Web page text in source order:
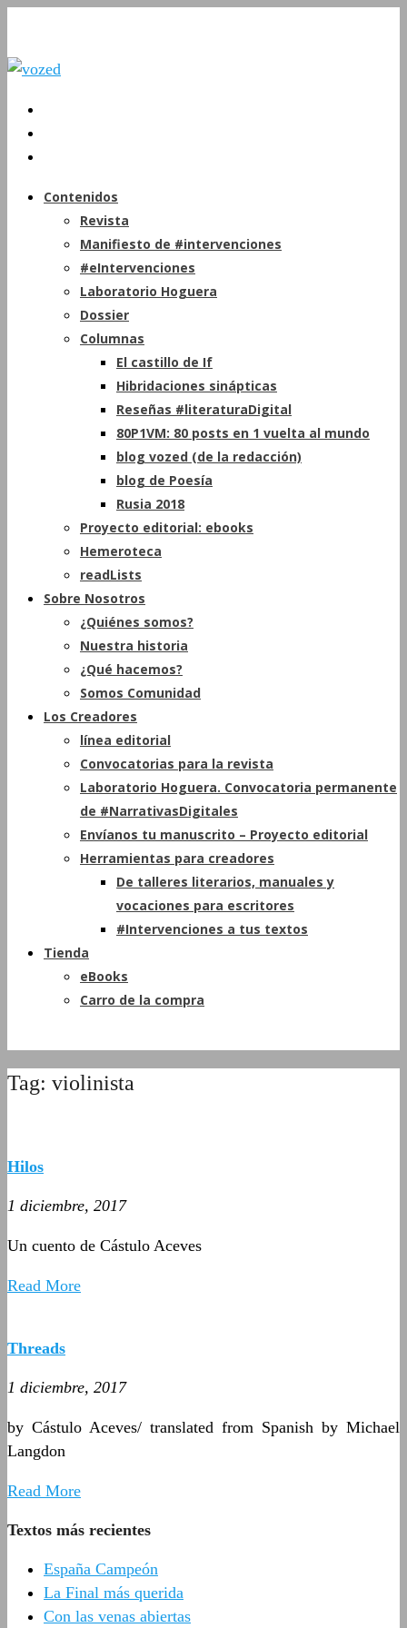
Contenidos
Revista
Manifiesto de #intervenciones
#eIntervenciones
Laboratorio Hoguera
Dossier
Columnas
El castillo de If
Hibridaciones sinápticas
Reseñas #literaturaDigital
80P1VM: 80 posts en 1 vuelta al mundo
blog vozed (de la redacción)
blog de Poesía
Rusia 2018
Proyecto editorial: ebooks
Hemeroteca
readLists
Sobre Nosotros
¿Quiénes somos?
Nuestra historia
¿Qué hacemos?
Somos Comunidad
Los Creadores
línea editorial
Convocatorias para la revista
Laboratorio Hoguera. Convocatoria permanente
de #NarrativasDigitales
Envíanos tu manuscrito – Proyecto editorial
Herramientas para creadores
De talleres literarios, manuales y
vocaciones para escritores
#Intervenciones a tus textos
Tienda
eBooks
Carro de la compra
Tag: violinista
Hilos
1 diciembre, 2017
Un cuento de Cástulo Aceves
Read More
Threads
1 diciembre, 2017
by Cástulo Aceves/ translated from Spanish by Michael
Langdon
Read More
Textos más recientes
España Campeón
La Final más querida
Con las venas abiertas